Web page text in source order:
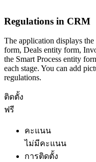
Regulations in CRM
The application displays
form, Deals entity form,
the Smart Process entity
each stage. You can add
regulations.
ติดตั้ง
ฟรี
คะแนน
ไม่มีคะแนน
การติดตั้ง